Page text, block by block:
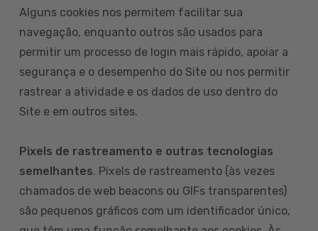
Alguns cookies nos permitem facilitar sua
navegação, enquanto outros são usados para
permitir um processo de login mais rápido, apoiar a
segurança e o desempenho do Site ou nos permitir
rastrear a atividade e os dados de uso dentro do
Site e em outros sites.
Pixels de rastreamento e outras tecnologias
semelhantes. Pixels de rastreamento (às vezes
chamados de web beacons ou GIFs transparentes)
são pequenos gráficos com um identificador único,